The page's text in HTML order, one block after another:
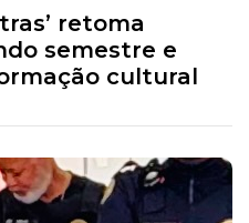
retoma
semestre e
cultural